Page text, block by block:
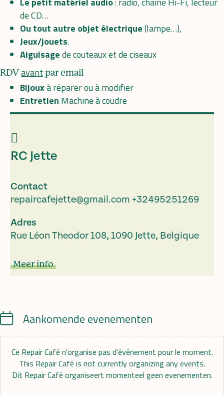
de CD…
Ou tout autre objet électrique(lampe…),
Jeux/jouets.
Aiguisagede couteaux et de ciseaux
RDVavant par email
Bijouxà réparer ou à modifier
Entretien Machine à coudre
RC Jette
Contact
repaircafejette@gmail.com +32495251269
Adres
Rue Léon Theodor 108, 1090 Jette, Belgique
Meer info
CalendarAankomende evenementen
Ce Repair Café n'organise pas d'événement pour le moment.
This Repair Café is not currently organizing any events.
Dit Repair Café organiseert momenteel geen evenementen.